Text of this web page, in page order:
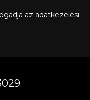
az adatkezelési